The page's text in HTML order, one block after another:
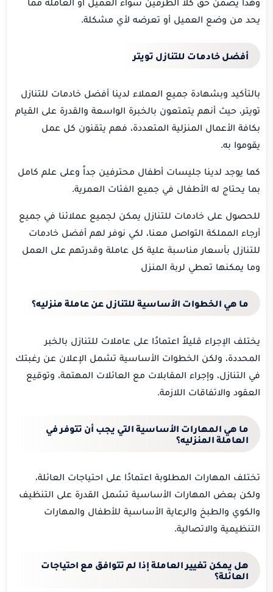
يحد من وضع العميل أو تعرضه لأي مشكلة.
أفضل خادمات للتنازل تويتر
بالتأكيد وبشهادة جميع العملاء لدينا أفضل خادمات للتنازل
تويتر، حيث أنهم يتمتعون بالخبرة الواسعة والقدرة على القيام
بكافة الأعمال المنزلية المتعددة، فهم يتقنون كل عمل
يقوموا به.
كما يوجد لدينا جليسات أطفال محترفين جداً وعلى علم كامل
بما يحتاج له الأطفال في جميع الفئات العمرية.
للحصول على خادمات للتنازل يمكن لجميع عملائنا في جميع
أرجاء المملكة التواصل معنا، لكي نوفر لهم أفضل خادمات
للتنازل بأسعار مناسبة علية كل عاملة وقدرتهم على العمل
وما يمكنها تعطي لربة المنزل
ما هي الخطوات الأساسية للتنازل عن عاملة منزليه؟
يختلف الإجراء قليلاً اعتمادًا على عاملات للتنازل بالخبر
المحددة، ولكن الخطوات الأساسية تشمل الإعلان عن رغبتك
في التنازل، وإجراء المقابلات مع العائلات المهتمة، وتوقيع
العقود والاتفاقات اللازمة.
ما هي المهارات الأساسية التي يجب أن تتوفر في
العاملة المنزليه؟
تختلف المهارات المطلوبة اعتمادًا على احتياجات العائلة،
ولكن بعض المهارات الأساسية تشمل القدرة على التنظيف
والكوي والطبخ والرعاية الأساسية للأطفال والمهارات
التنظيمية والاتصالية.
هل يمكن تغيير العاملة إذا لم تتوافق مع احتياجات
العائلة؟